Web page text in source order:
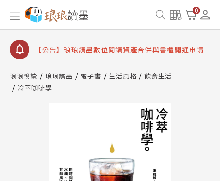
0
【公告】琅琅書店服務升級重要說明及資產合併結果
查詢
【公告】因 Readmoo 讀墨系統維護中，本站同步暫
【公告】琅琅讀墨數位閱讀資產合併與書櫃開通申請
【公告】琅琅讀墨 3 分鐘完成書櫃開通與資產合併申
請圖文教學
【公告】因 Readmoo 讀墨系統維護中，本站同步暫
琅琅悅讀 琅琅讀墨 電子書 生活風格
飲食生活
冷萃咖啡學